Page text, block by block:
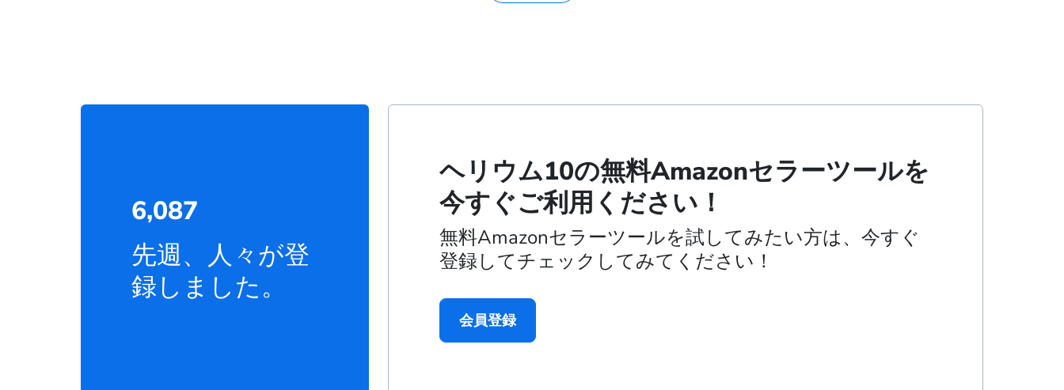
6,087
先週、人々が登
録しました。
ヘリウム10の無料Amazonセラーツールを
今すぐご利用ください！
無料Amazonセラーツールを試してみたい方は、今すぐ
登録してチェックしてみてください！
会員登録